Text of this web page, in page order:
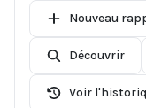
Nouveau
Découvrir
Voir